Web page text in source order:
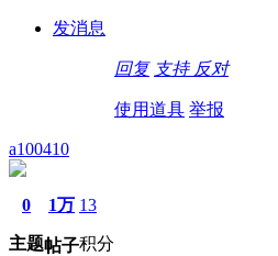
发消息
回复 支持 反对
使用道具 举报
a100410
0
主题
1万
帖子
13
积分